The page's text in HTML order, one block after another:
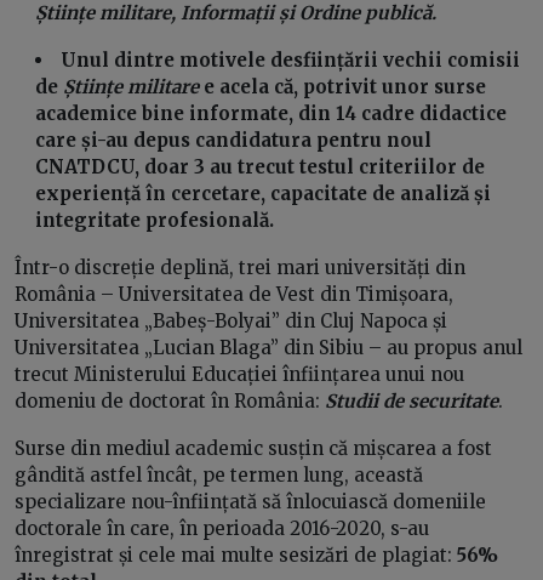
Științe militare, Informații și Ordine publică.
Unul dintre motivele desființării vechii comisii
de Științe militaree acela că, potrivit unor surse
academice bine informate, din 14 cadre didactice
care și-au depus candidatura pentru noul
CNATDCU, doar 3 au trecut testul criteriilor de
experiență în cercetare, capacitate de analiză și
integritate profesională.
Într-o discreție deplină, trei mari universități din
România – Universitatea de Vest din Timișoara,
Universitatea „Babeș-Bolyai” din Cluj Napoca și
Universitatea „Lucian Blaga” din Sibiu – au propus anul
trecut Ministerului Educației înființarea unui nou
domeniu de doctorat în România: Studii de securitate.
Surse din mediul academic susțin că mișcarea a fost
gândită astfel încât, pe termen lung, această
specializare nou-înființată să înlocuiască domeniile
doctorale în care, în perioada 2016-2020, s-au
înregistrat și cele mai multe sesizări de plagiat: 56%